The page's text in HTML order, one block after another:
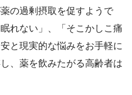
の過剰摂取を促すようで
れない」、「そこかしこ痛
と現実的な悩みをお手軽に
、薬を飲みたがる高齢者は